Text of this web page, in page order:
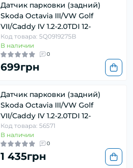
Датчик парковки (задний)
Skoda Octavia III/VW Golf
VII/Caddy IV 1.2-2.0TDI 12-
Код товара: 5Q0919275B
В наличии
0
699грн
Датчик парковки (задний)
Skoda Octavia III/VW Golf
VII/Caddy IV 1.2-2.0TDI 12-
Код товара: 56571
В наличии
0
1 435грн